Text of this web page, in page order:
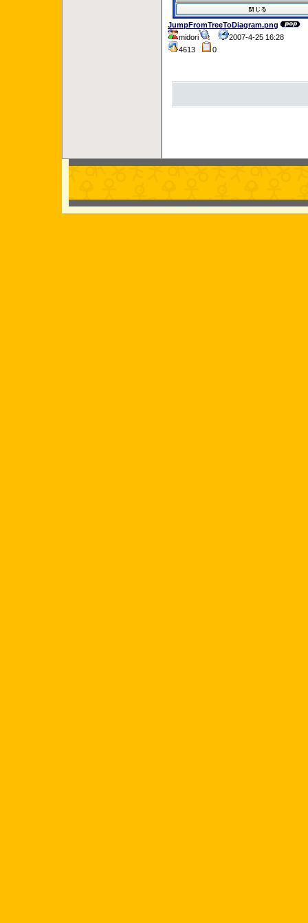
JumpFromTreeToDiagram.png
midori
2007-4-25 16:28
4613
0